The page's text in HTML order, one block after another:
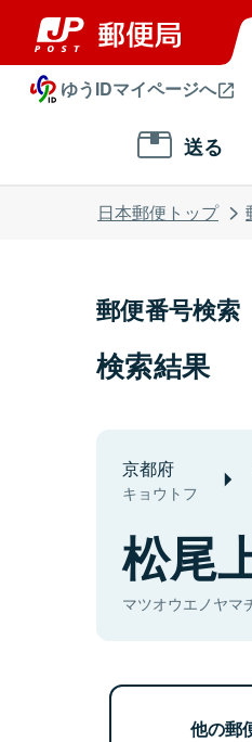
ゆうIDマイページへ
送る
日本郵便トップ
郵便番号検索
検索結果
京都府
キョウトフ
松尾
マツオウエノヤマ
他の郵